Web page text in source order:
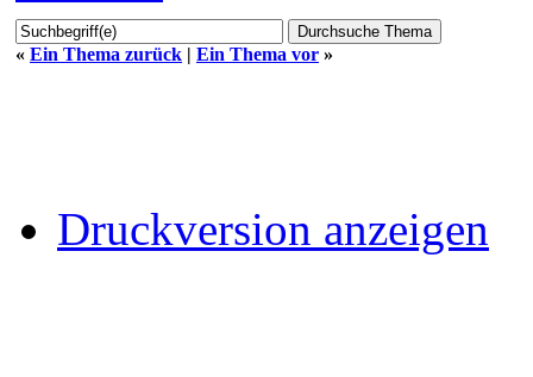
« Ein Thema zurück | Ein Thema vor »
Druckversion anzeigen